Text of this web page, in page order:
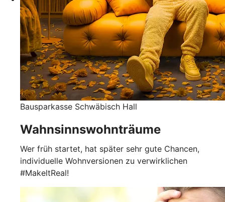
Bausparkasse Schwäbisch Hall
Wahnsinnswohnträume
Wer früh startet, hat später sehr gute Chancen,
individuelle Wohnversionen zu verwirklichen
#MakeltReal!